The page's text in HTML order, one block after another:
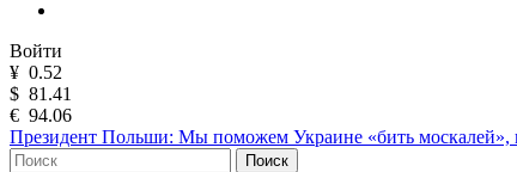
Войти
¥ 0.52
$ 81.41
€ 94.06
Президент Польши: Мы поможем Украине «бить москалей»,
Поиск